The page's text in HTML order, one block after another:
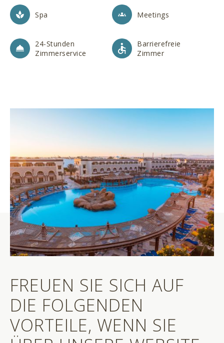
Spa Meetings
24-Stunden
Zimmerservice
Barrierefreie
Zimmer
FREUEN SIE SICH AUF
DIE FOLGENDEN
VORTEILE, WENN SIE